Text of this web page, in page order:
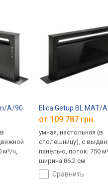
A/90
м³/ч,
Elica Getup BL MAT/
от 109 787 грн.
умная, настольная (в
столешницу), с
панелью, поток: 750
ширина 86.2 см
сравнить